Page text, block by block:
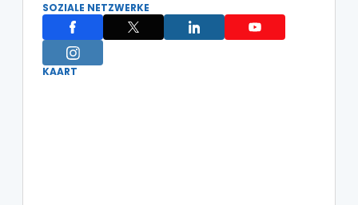
SOZIALE NETZWERKE
KAART